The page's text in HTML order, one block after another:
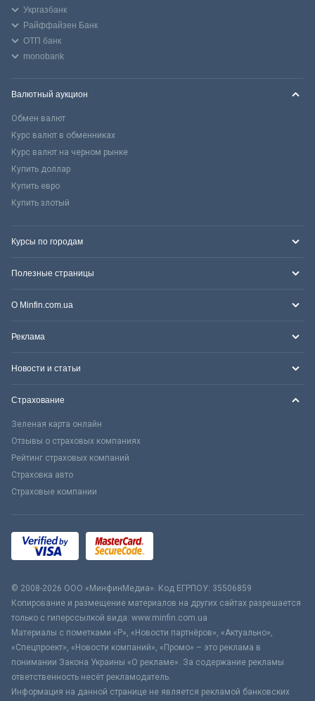
Укргазбанк
Райффайзен Банк
ОТП банк
monobank
Валютный аукцион
Обмен валют
Курс валют в обменниках
Курс валют на черном рынке
Купить доллар
Купить евро
Купить злотый
Курсы по городам
Полезные страницы
О Minfin.com.ua
Реклама
Новости и статьи
Страхование
Зеленая карта онлайн
Отзывы о страховых компаниях
Рейтинг страховых компаний
Страховка авто
Страховые компании
© 2008-2026 ООО «МинфинМедиа». Код ЕГРПОУ: 35506859
Копирование и размещение материалов на других сайтах разрешается
только с гиперссылкой вида: www.minfin.com.ua
Материалы с пометками «Р», «Новости партнёров», «Актуально»,
«Спецпроект», «Новости компаний», «Промо» – это реклама в
понимании Закона Украины «О рекламе». За содержание рекламы
ответственность несёт рекламодатель.
Информация на данной странице не является рекламой банковских